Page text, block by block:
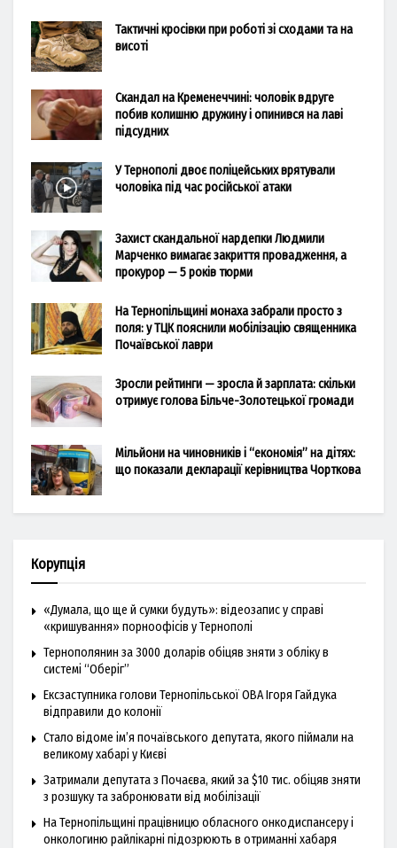
Тактичні кросівки при роботі зі сходами та на
висоті
Скандал на Кременеччині: чоловік вдруге
побив колишню дружину і опинився на лаві
підсудних
У Тернополі двоє поліцейських врятували
чоловіка під час російської атаки
Захист скандальної нардепки Людмили
Марченко вимагає закриття провадження, а
прокурор — 5 років тюрми
На Тернопільщині монаха забрали просто з
поля: у ТЦК пояснили мобілізацію священника
Почаївської лаври
Зросли рейтинги — зросла й зарплата: скільки
отримує голова Більче-Золотецької громади
Мільйони на чиновників і “економія” на дітях:
що показали декларації керівництва Чорткова
Корупція
«Думала, що ще й сумки будуть»: відеозапис у справі
«кришування» порноофісів у Тернополі
Тернополянин за 3000 доларів обіцяв зняти з обліку в
системі “Оберіг”
Ексзаступника голови Тернопільської ОВА Ігоря Гайдука
відправили до колонії
Стало відоме ім’я почаївського депутата, якого піймали на
великому хабарі у Києві
Затримали депутата з Почаєва, який за $10 тис. обіцяв зняти
з розшуку та забронювати від мобілізації
На Тернопільщині працівницю обласного онкодиспансеру і
онкологиню райлікарні підозрюють в отриманні хабаря